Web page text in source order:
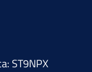
ST9NPX